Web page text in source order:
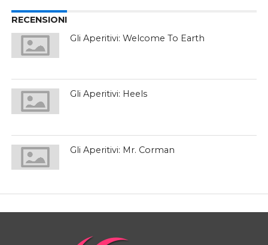
RECENSIONI
Gli Aperitivi: Welcome To Earth
Gli Aperitivi: Heels
Gli Aperitivi: Mr. Corman